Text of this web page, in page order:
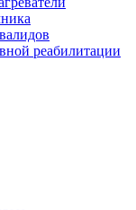
реабилитации